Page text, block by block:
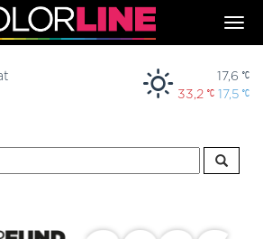
17,6
33,2
17,5